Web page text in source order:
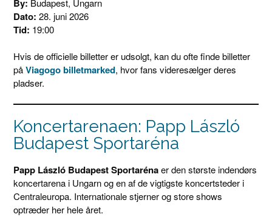
By:
Dato: 28. juni 2026
Tid: 19:00
Hvis de officielle billetter er udsolgt, kan du ofte finde billetter
påViagogo billetmarked, hvor fans videresælger deres
pladser.
Koncertarenaen: Papp László
Budapest Sportaréna
Papp László Budapest Sportarénaer den største indendørs
koncertarena i Ungarn og en af de vigtigste koncertsteder i
Centraleuropa. Internationale stjerner og store shows
optræder her hele året.